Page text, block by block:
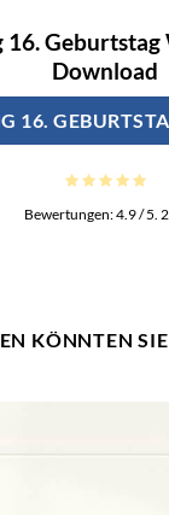
16.
Download
16.
Bewertungen:4.9/ 5.
KÖNNTEN